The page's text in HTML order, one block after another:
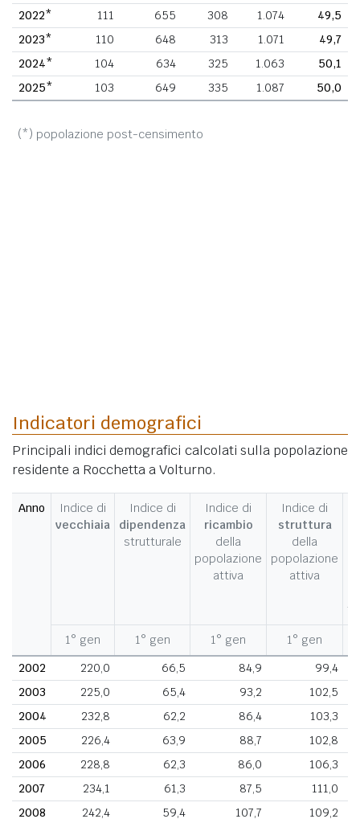
2022*
111 655 308 1.074
49,5
2023*
110 648 313 1.071
49,7
2024*
104 634 325 1.063
50,1
2025*
103 649 335 1.087 50,0
(*) popolazione post-censimento
Indicatori demografici
Principali indici demografici calcolati sulla popolazione
residente a Rocchetta a Volturno.
Anno
Indice di
vecchiaia
Indice di
dipendenza
strutturale
Indice di
ricambio
della
popolazione
attiva
Indice di
struttura
della
popolazione
attiva
1° gen 1° gen 1° gen 1° gen
2002
220,0 66,5 84,9
99,4
2003
225,0 65,4 93,2
102,5
2004
232,8 62,2 86,4
103,3
2005
226,4 63,9 88,7
102,8
2006
228,8 62,3 86,0
106,3
2007
234,1 61,3 87,5
111,0
2008
242,4 59,4 107,7 109,2